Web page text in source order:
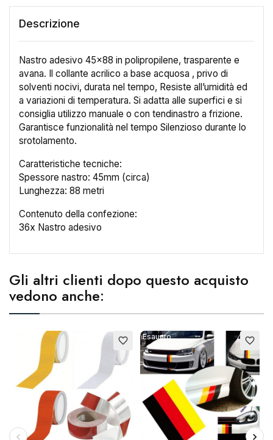
Descrizione
Nastro adesivo 45x88 in polipropilene, trasparente e
avana. Il collante acrilico a base acquosa , privo di
solventi nocivi, durata nel tempo, Resiste all’umidità ed
a variazioni di temperatura. Si adatta alle superfici e si
consiglia utilizzo manuale o con tendinastro a frizione.
Garantisce funzionalità nel tempo Silenzioso durante lo
srotolamento.
Caratteristiche tecniche:
Spessore nastro: 45mm (circa)
Lunghezza: 88 metri
Contenuto della confezione:
36x Nastro adesivo
Gli altri clienti dopo questo acquisto
vedono anche:
favorite_border Esaurito favorite_border
Annulla